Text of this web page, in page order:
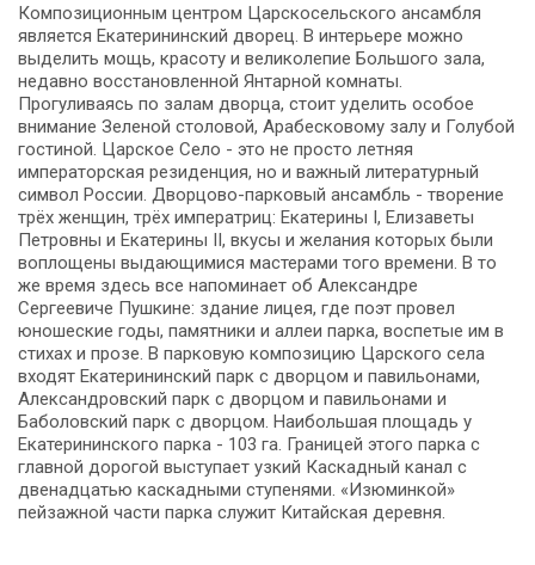
Композиционным центром Царскосельского ансамбля
является Екатерининский дворец. В интерьере можно
выделить мощь, красоту и великолепие Большого зала,
недавно восстановленной Янтарной комнаты.
Прогуливаясь по залам дворца, стоит уделить особое
внимание Зеленой столовой, Арабесковому залу и Голубой
гостиной. Царское Село - это не просто летняя
императорская резиденция, но и важный литературный
символ России. Дворцово-парковый ансамбль - творение
трёх женщин, трёх императриц: Екатерины I, Елизаветы
Петровны и Екатерины II, вкусы и желания которых были
воплощены выдающимися мастерами того времени. В то
же время здесь все напоминает об Александре
Сергеевиче Пушкине: здание лицея, где поэт провел
юношеские годы, памятники и аллеи парка, воспетые им в
стихах и прозе. В парковую композицию Царского села
входят Екатерининский парк с дворцом и павильонами,
Александровский парк с дворцом и павильонами и
Баболовский парк с дворцом. Наибольшая площадь у
Екатерининского парка - 103 га. Границей этого парка с
главной дорогой выступает узкий Каскадный канал с
двенадцатью каскадными ступенями. «Изюминкой»
пейзажной части парка служит Китайская деревня.